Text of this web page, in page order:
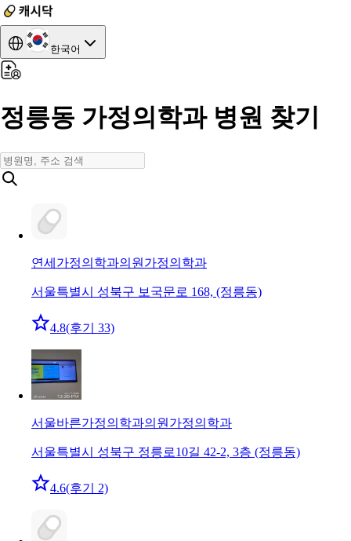
한국어
정릉동 가정의학과 병원 찾기
연세가정의학과의원 가정의학과
서울특별시 성북구 보국문로 168, (정릉동)
4.8(후기 33)
서울바른가정의학과의원 가정의학과
서울특별시 성북구 정릉로10길 42-2, 3층 (정릉동)
4.6(후기 2)